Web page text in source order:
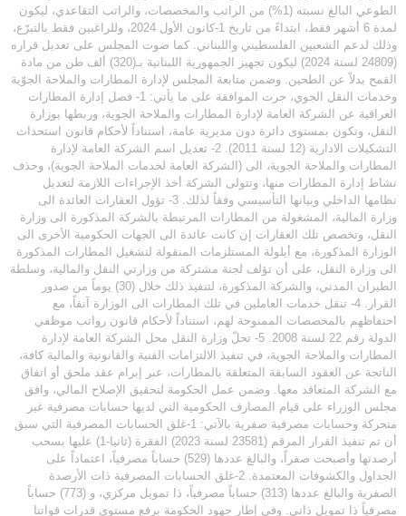
الطوعي البالغ نسبته (1%) من الراتب والمخصصات، والراتب التقاعدي، ليكون
لمدة 6 أشهر فقط، ابتداءً من تاريخ 1-كانون الأول 2024، وللراغبين فقط بالتبرّع،
وذلك لدعم الشعبين الفلسطيني واللبناني. كما صوت المجلس على تعديل قراره
(24809 لسنة 2024) ليكون تجهيز الجمهورية اللبنانية بـ(320) ألف طن من مادة
القمح بدلاً عن الطحين. وضمن متابعة المجلس لإدارة المطارات والملاحة الجوّية
وخدمات النقل الجوي، جرت الموافقة على ما يأتي: 1- فصل إدارة المطارات
العراقية عن الشركة العامة لإدارة المطارات والملاحة الجوية، وربطها بوزارة
النقل، وتكون بمستوى دائرة دون مديرية عامة، استناداً لأحكام قانون استحداث
التشكيلات الادارية (12 لسنة 2011). 2- تعديل اسم الشركة العامة لإدارة
المطارات والملاحة الجوية، الى (الشركة العامة لخدمات الملاحة الجوية)، وحذف
نشاط إدارة المطارات منها، وتتولى الشركة أخذ الإجراءات اللازمة لتعديل
نظامها الداخلي وبيانها التأسيسي وفقاً لذلك. 3- تؤول العقارات العائدة الى
وزارة المالية، المشغولة من المطارات المرتبطة بالشركة المذكورة الى وزارة
النقل، وتخصص تلك العقارات إن كانت عائدة الى الجهات الحكومية الأخرى الى
الوزارة المذكورة، مع أيلولة المستلزمات المنقولة لتشغيل المطارات المذكورة
الى وزارة النقل، على أن تؤلف لجنة مشتركة من وزارتي النقل والمالية، وسلطة
الطيران المدني، والشركة المذكورة، لتنفيذ ذلك خلال (30) يوماً من صدور
القرار. 4- تنقل خدمات العاملين في تلك المطارات الى الوزارة آنفاً، مع
احتفاظهم بالمخصصات الممنوحة لهم، استناداً لأحكام قانون رواتب موظفي
الدولة رقم 22 لسنة 2008. 5- تحلّ وزارة النقل محل الشركة العامة لإدارة
المطارات والملاحة الجوية، في تنفيذ الالتزامات الفنية والقانونية والمالية كافة،
الناتجة عن العقود السابقة المتعلقة بالمطارات، عبر إبرام عقد ملحق أو اتفاق
مع الشركة المتعاقد معها. وضمن عمل الحكومة لتحقيق الإصلاح المالي، وافق
مجلس الوزراء على قيام المصارف الحكومية التي لديها حسابات مصرفية غير
متحركة وحسابات مصرفية صفرية بالآتي: 1-غلق الحسابات المصرفية التي سبق
أن تم تنفيذ القرار المرقم (23581 لسنة 2023) الفقرة (ثانيا-1) عليها بسحب
أرصدتها وأصبحت صفراً، والبالغ عددها (529) حساباً مصرفياً، اعتماداً على
الجداول والكشوفات المعتمدة. 2-غلق الحسابات المصرفية ذات الأرصدة
الصفرية والبالغ عددها (313) حساباً مصرفياً، ذا تمويل مركزي، و (773) حساباً
مصرفياً ذا تمويل ذاتي. وفي إطار جهود الحكومة برفع مستوى قدرات قواتنا